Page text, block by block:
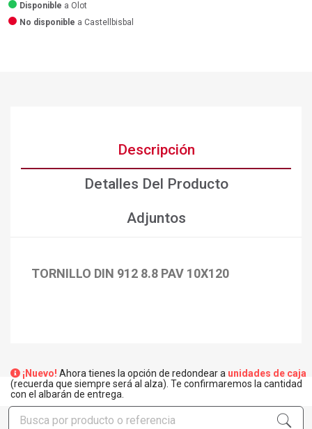
Disponible a Olot
No disponible a Castellbisbal
Descripción
Detalles Del Producto
Adjuntos
TORNILLO DIN 912 8.8 PAV 10X120
¡Nuevo! Ahora tienes la opción de redondear a unidades de caja
(recuerda que siempre será al alza). Te confirmaremos la cantidad
con el albarán de entrega.